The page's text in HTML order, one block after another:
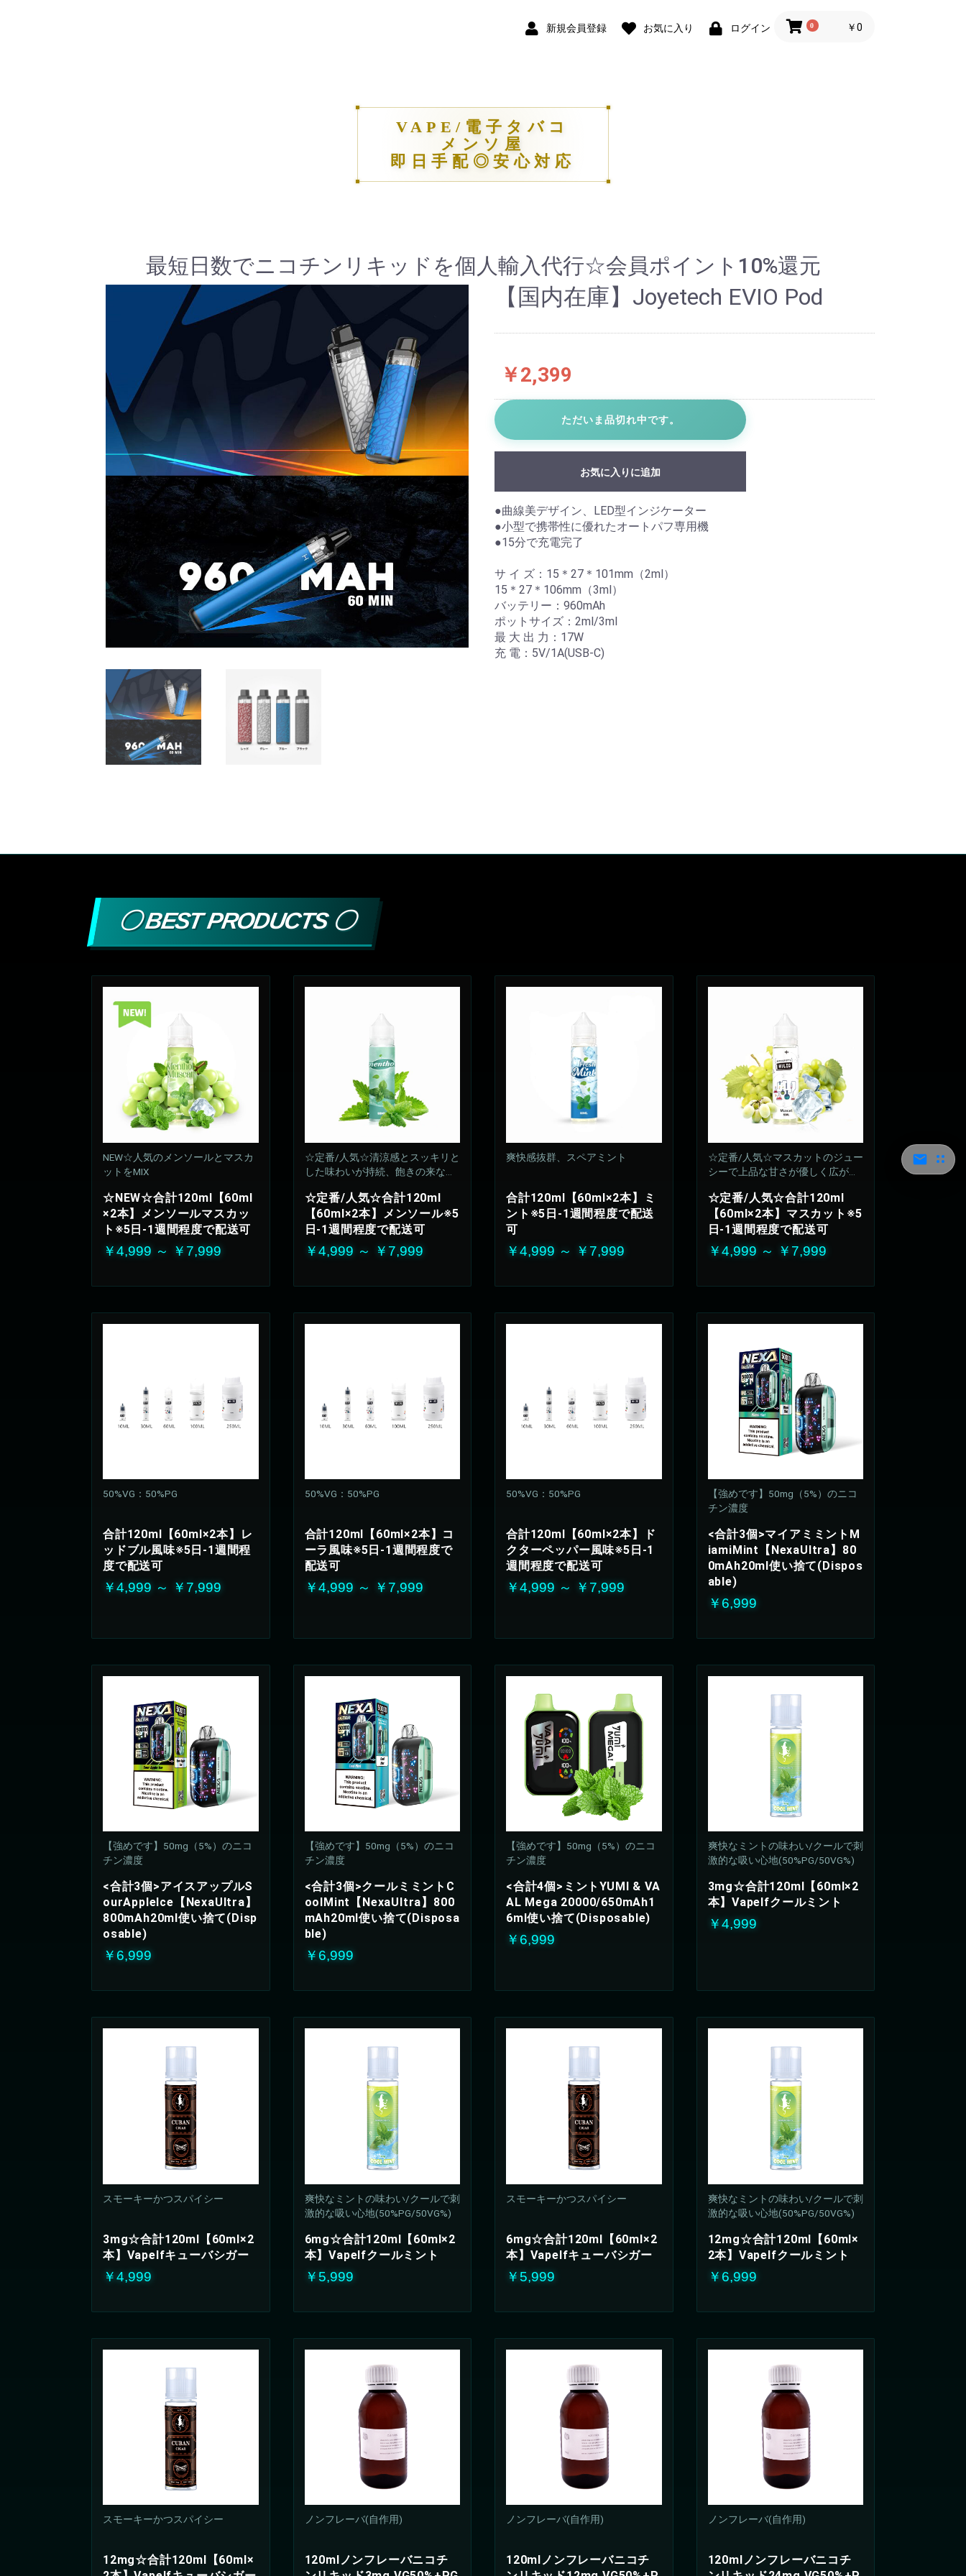
新規会員登録 お気に入り ログイン 0 ￥0
VAPE/電子タバコ
メンソ屋
即日手配◎安心対応
最短日数でニコチンリキッドを個人輸入代行☆会員ポイント10%還元
【国内在庫】Joyetech EVIO Pod
￥2,399
ただいま品切れ中です。
お気に入りに追加
●曲線美デザイン、LED型インジケーター
●小型で携帯性に優れたオートパフ専用機
●15分で充電完了
サ イ ズ：15＊27＊101mm（2ml）
15＊27＊106mm（3ml）
バッテリー：960mAh
ポットサイズ：2ml/3ml
最 大 出 力：17W
充 電：5V/1A(USB-C)
〇 BEST PRODUCTS 〇
NEW☆人気のメンソールとマスカ
ットをMIX
☆NEW☆合計120ml【60ml
×2本】メンソールマスカッ
ト※5日-1週間程度で配送可
￥4,999 ～ ￥7,999
☆定番/人気☆清涼感とスッキリと
した味わいが持続、飽きの来ない
50%VG：50%PG
☆定番/人気☆合計120ml
【60ml×2本】メンソール※5
日-1週間程度で配送可
￥4,999 ～ ￥7,999
爽快感抜群、スペアミント
合計120ml【60ml×2本】ミ
ント※5日-1週間程度で配送
可
￥4,999 ～ ￥7,999
☆定番/人気☆マスカットのジュー
シーで上品な甘さが優しく広がり
50%VG：50%PG
☆定番/人気☆合計120ml
【60ml×2本】マスカット※5
日-1週間程度で配送可
￥4,999 ～ ￥7,999
50%VG：50%PG
合計120ml【60ml×2本】レ
ッドブル風味※5日-1週間程
度で配送可
￥4,999 ～ ￥7,999
50%VG：50%PG
合計120ml【60ml×2本】コ
ーラ風味※5日-1週間程度で
配送可
￥4,999 ～ ￥7,999
50%VG：50%PG
合計120ml【60ml×2本】ド
クターペッパー風味※5日-1
週間程度で配送可
￥4,999 ～ ￥7,999
【強めです】50mg（5%）のニコ
チン濃度
<合計3個>マイアミミントM
iamiMint【NexaUltra】80
0mAh20ml使い捨て(Dispos
able)
￥6,999
【強めです】50mg（5%）のニコ
チン濃度
<合計3個>アイスアップルS
ourAppleIce【NexaUltra】
800mAh20ml使い捨て(Disp
osable)
￥6,999
【強めです】50mg（5%）のニコ
チン濃度
<合計3個>クールミミントC
oolMint【NexaUltra】800
mAh20ml使い捨て(Disposa
ble)
￥6,999
【強めです】50mg（5%）のニコ
チン濃度
<合計4個>ミントYUMI & VA
AL Mega 20000/650mAh1
6ml使い捨て(Disposable)
￥6,999
爽快なミントの味わい/クールで刺
激的な吸い心地(50%PG/50VG%)
3mg☆合計120ml【60ml×2
本】Vapelfクールミント
￥4,999
スモーキーかつスパイシー
3mg☆合計120ml【60ml×2
本】Vapelfキューバシガー
￥4,999
爽快なミントの味わい/クールで刺
激的な吸い心地(50%PG/50VG%)
6mg☆合計120ml【60ml×2
本】Vapelfクールミント
￥5,999
スモーキーかつスパイシー
6mg☆合計120ml【60ml×2
本】Vapelfキューバシガー
￥5,999
爽快なミントの味わい/クールで刺
激的な吸い心地(50%PG/50VG%)
12mg☆合計120ml【60ml×
2本】Vapelfクールミント
￥6,999
スモーキーかつスパイシー
12mg☆合計120ml【60ml×
ノンフレーバ(自作用)
120mlノンフレーバニコチ
ノンフレーバ(自作用)
120mlノンフレーバニコチ
ノンフレーバ(自作用)
120mlノンフレーバニコチ